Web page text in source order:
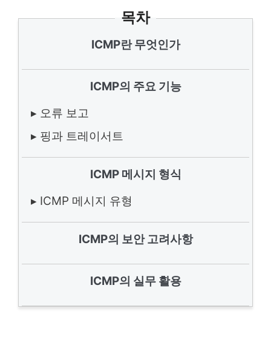
목차
ICMP란 무엇인가
ICMP의 주요 기능
▸ 오류 보고
▸ 핑과 트레이서트
ICMP 메시지 형식
▸ ICMP 메시지 유형
ICMP의 보안 고려사항
ICMP의 실무 활용